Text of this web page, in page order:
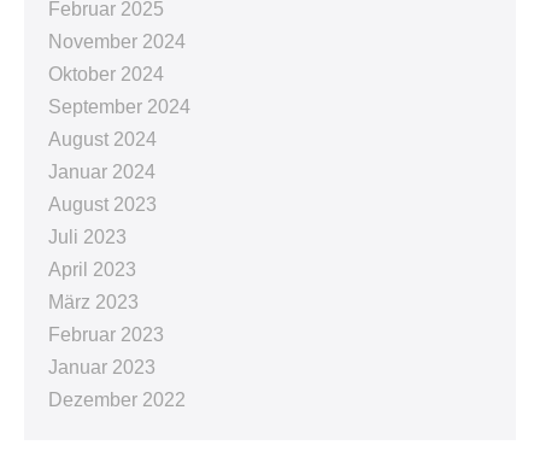
Februar 2025
November 2024
Oktober 2024
September 2024
August 2024
Januar 2024
August 2023
Juli 2023
April 2023
März 2023
Februar 2023
Januar 2023
Dezember 2022